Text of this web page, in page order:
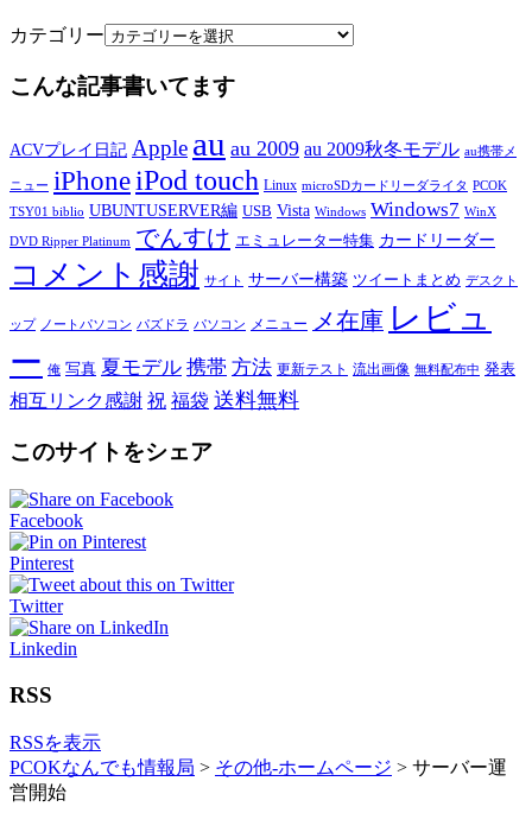
カテゴリー
こんな記事書いてます
ACVプレイ日記 Apple au au 2009 au 2009秋冬モデル au携帯メ
ニュー iPhoneiPod touch Linux microSDカードリーダライタ PCOK
TSY01 biblio UBUNTUSERVER編 USB Vista Windows Windows7 WinX
DVD Ripper Platinum でんすけ エミュレーター特集 カードリーダー
コメント感謝 サイト サーバー構築 ツイートまとめ デスクト
ップ ノートパソコン パズドラ パソコン メニュー メ在庫 レビュ
ー 俺 写真 夏モデル 携帯 方法 更新テスト 流出画像 無料配布中 発表
相互リンク感謝 祝 福袋 送料無料
このサイトをシェア
Facebook
Pinterest
Twitter
Linkedin
RSS
RSSを表示
PCOKなんでも情報局 > その他-ホームページ > サーバー運
営開始